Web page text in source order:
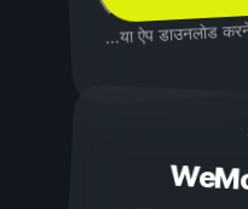
...या ऐप डाउनलोड